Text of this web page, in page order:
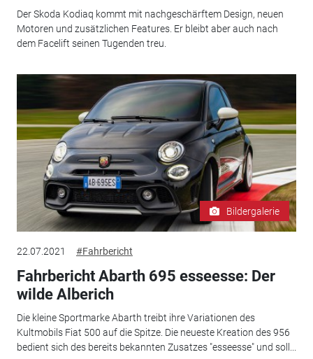
Der Skoda Kodiaq kommt mit nachgeschärftem Design, neuen
Motoren und zusätzlichen Features. Er bleibt aber auch nach
dem Facelift seinen Tugenden treu.
Bildergalerie
22.07.2021 #Fahrbericht
Fahrbericht Abarth 695 esseesse: Der
wilde Alberich
Die kleine Sportmarke Abarth treibt ihre Variationen des
Kultmobils Fiat 500 auf die Spitze. Die neueste Kreation des 956
bedient sich des bereits bekannten Zusatzes "esseesse" und soll...